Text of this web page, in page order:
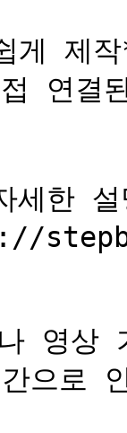
게 제
연결
한
영상
으로